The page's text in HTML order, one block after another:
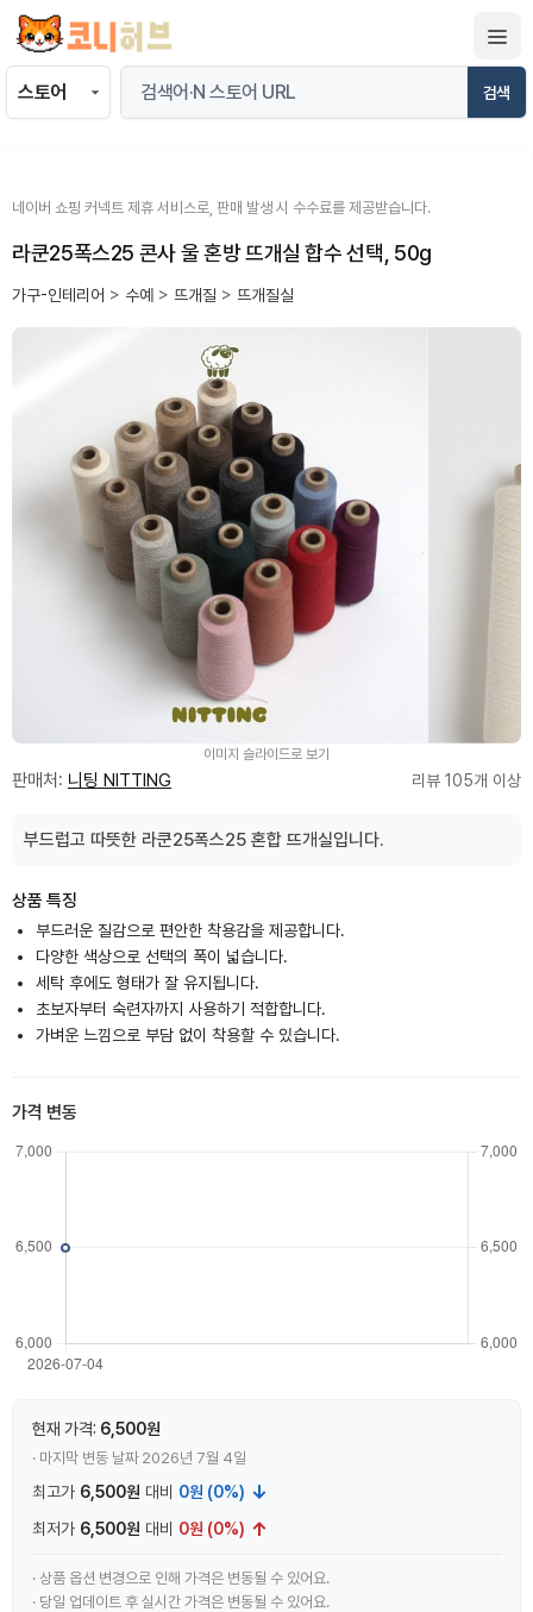
츠
검색
네이버 쇼핑 커넥트 제휴 서비스로, 판매 발생 시 수수료를 제공받습니다.
라쿤25폭스25 콘사 울 혼방 뜨개실 합수 선택, 50g
가구-인테리어 > 수예 > 뜨개질 > 뜨개질실
이미지 슬라이드로 보기
판매처: 니팅 NITTING 리뷰 105개 이상
부드럽고 따뜻한 라쿤25폭스25 혼합 뜨개실입니다.
상품 특징
부드러운 질감으로 편안한 착용감을 제공합니다.
다양한 색상으로 선택의 폭이 넓습니다.
세탁 후에도 형태가 잘 유지됩니다.
초보자부터 숙련자까지 사용하기 적합합니다.
가벼운 느낌으로 부담 없이 착용할 수 있습니다.
가격 변동
현재 가격: 6,500원
· 마지막 변동 날짜 2026년 7월 4일
최고가 6,500원 대비 0원 (0%) ↓
최저가 6,500원 대비 0원 (0%) ↑
· 상품 옵션 변경으로 인해 가격은 변동될 수 있어요.
· 당일 업데이트 후 실시간 가격은 변동될 수 있어요.